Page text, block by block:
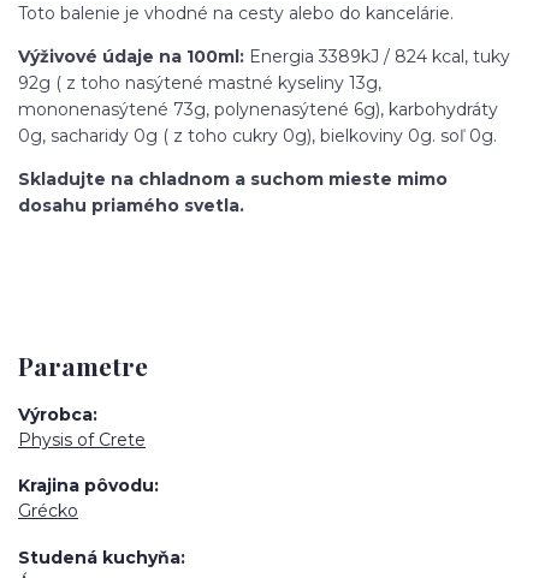
Toto balenie je vhodné na cesty alebo do kancelárie.
Výživové údaje na 100ml: Energia 3389kJ / 824 kcal, tuky
92g ( z toho nasýtené mastné kyseliny 13g,
mononenasýtené 73g, polynenasýtené 6g), karbohydráty
0g, sacharidy 0g ( z toho cukry 0g), bielkoviny 0g. soľ 0g.
Skladujte na chladnom a suchom mieste mimo
dosahu priamého svetla.
Parametre
Výrobca
Physis of Crete
Krajina pôvodu
Grécko
Studená kuchyňa